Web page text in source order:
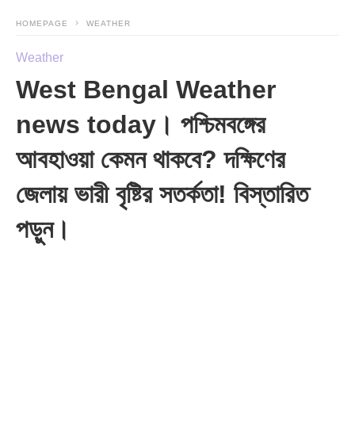
HOMEPAGE WEATHER
Weather
West Bengal Weather
news today। পশ্চিমবঙ্গের
আবহাওয়া কেমন থাকবে? দক্ষিণের
জেলায় ভারী বৃষ্টির সতর্কতা! বিস্তারিত
পড়ুন।